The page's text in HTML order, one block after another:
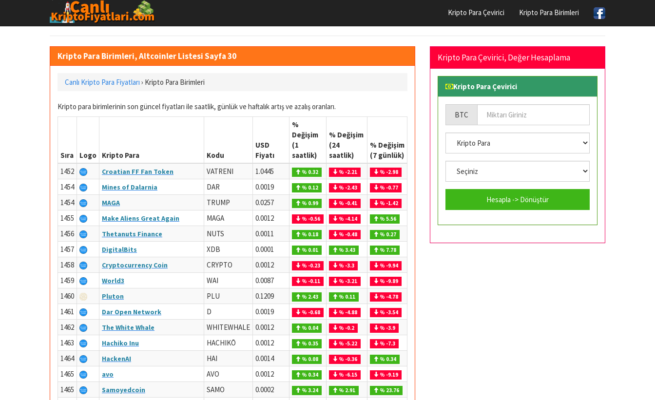
Kripto Para Çevirici Kripto Para Birimleri
Kripto Para Birimleri, Altcoinler Listesi Sayfa 30
Canlı Kripto Para Fiyatları › Kripto Para Birimleri
Kripto para birimlerinin son güncel fiyatları ile saatlik, günlük ve haftalık artış ve azalış oranları.
Sıra Logo Kripto Para Kodu
USD
Fiyatı
%
Değişim
(1
saatlik)
% Değişim
(24
saatlik)
% Değişim
(7 günlük)
1452
Croatian FF Fan Token VATRENI 1.0445 % 0.32 % -2.21 % -2.98
1454 Mines of Dalarnia DAR 0.0019 % 0.12 % -2.43 % -0.77
1454 MAGA TRUMP 0.0257 % 0.99 % -0.41 % -1.42
1455 Make Aliens Great Again MAGA 0.0012 % -0.56 % -4.14 % 5.56
1456 Thetanuts Finance NUTS 0.0011 % 0.18 % -0.48 % 0.27
1457 DigitalBits XDB 0.0001 % 0.01 % 3.43 % 7.78
1458 Cryptocurrency Coin CRYPTO 0.0012 % -0.23 % -3.3 % -9.94
1459 World3 WAI 0.0087 % -0.11 % -3.21 % -9.89
1460 Pluton PLU 0.1209 % 2.43 % 0.11 % -4.78
1461 Dar Open Network D 0.0019 % -0.68 % -4.88 % -3.54
1462 The White Whale WHITEWHALE 0.0012 % 0.04 % -0.2 % -3.9
1463 Hachiko Inu HACHIKŌ 0.0012 % 0.35 % -5.22 % -7.3
1464 HackenAI HAI 0.0014 % 0.08 % -0.36 % 0.34
1465 avo AVO 0.0012 % 0.34 % -6.15 % -9.19
1465 Samoyedcoin SAMO 0.0002 % 3.24 % 2.91 % 23.76
Kripto Para Çevirici, Değer Hesaplama
Kripto Para Çevirici
BTC
Hesapla -> Dönüştür